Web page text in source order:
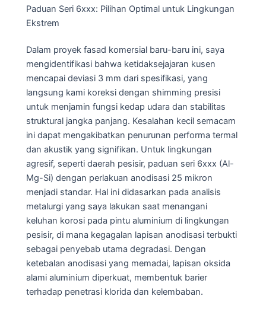
Paduan Seri 6xxx: Pilihan Optimal untuk Lingkungan
Ekstrem
Dalam proyek fasad komersial baru-baru ini, saya
mengidentifikasi bahwa ketidaksejajaran kusen
mencapai deviasi 3 mm dari spesifikasi, yang
langsung kami koreksi dengan shimming presisi
untuk menjamin fungsi kedap udara dan stabilitas
struktural jangka panjang. Kesalahan kecil semacam
ini dapat mengakibatkan penurunan performa termal
dan akustik yang signifikan. Untuk lingkungan
agresif, seperti daerah pesisir, paduan seri 6xxx (Al-
Mg-Si) dengan perlakuan anodisasi 25 mikron
menjadi standar. Hal ini didasarkan pada analisis
metalurgi yang saya lakukan saat menangani
keluhan korosi pada pintu aluminium di lingkungan
pesisir, di mana kegagalan lapisan anodisasi terbukti
sebagai penyebab utama degradasi. Dengan
ketebalan anodisasi yang memadai, lapisan oksida
alami aluminium diperkuat, membentuk barier
terhadap penetrasi klorida dan kelembaban.